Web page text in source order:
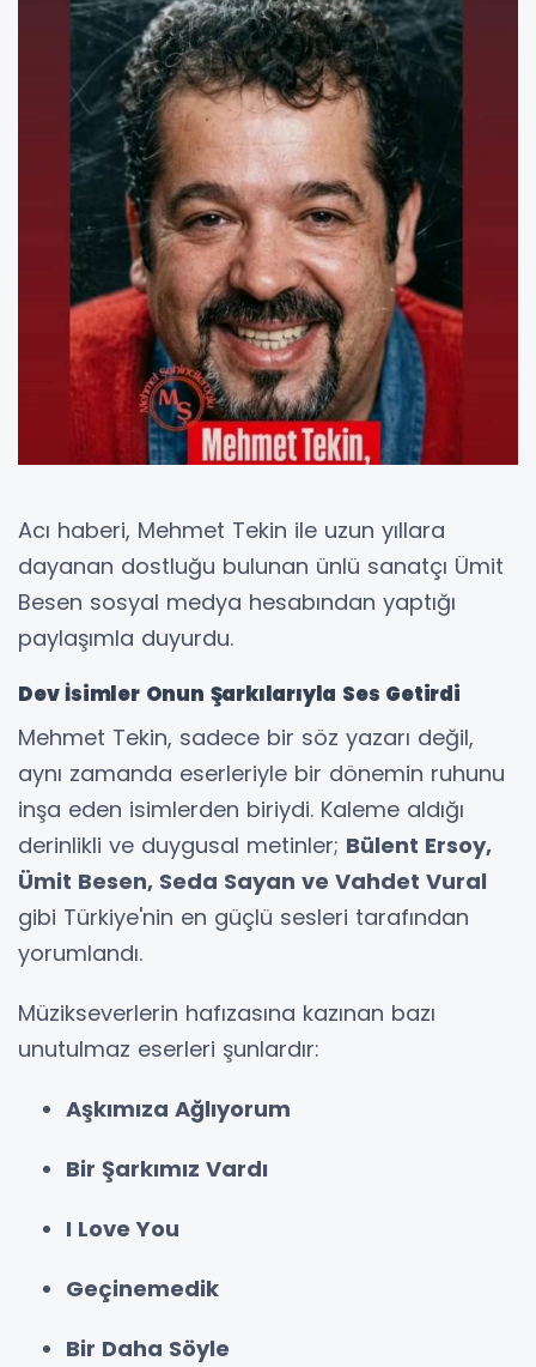
Acı haberi, Mehmet Tekin ile uzun yıllara
dayanan dostluğu bulunan ünlü sanatçı Ümit
Besen sosyal medya hesabından yaptığı
paylaşımla duyurdu.
Dev İsimler Onun Şarkılarıyla Ses Getirdi
Mehmet Tekin, sadece bir söz yazarı değil,
aynı zamanda eserleriyle bir dönemin ruhunu
inşa eden isimlerden biriydi. Kaleme aldığı
derinlikli ve duygusal metinler; Bülent Ersoy,
Ümit Besen, Seda Sayan ve Vahdet Vural
gibi Türkiye'nin en güçlü sesleri tarafından
yorumlandı.
Müzikseverlerin hafızasına kazınan bazı
unutulmaz eserleri şunlardır:
Aşkımıza Ağlıyorum
Bir Şarkımız Vardı
I Love You
Geçinemedik
Bir Daha Söyle